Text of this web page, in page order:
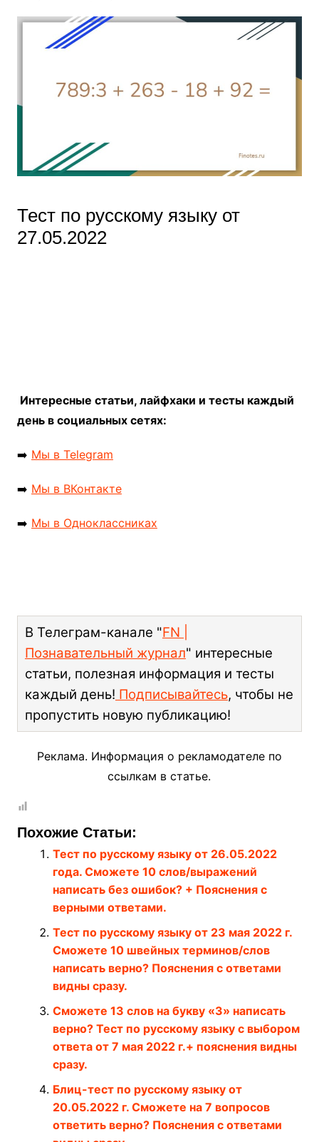
Тест по русскому языку от
27.05.2022
Интересные статьи, лайфхаки и тесты каждый
день в социальных сетях:
➡️ Мы в Telegram
➡️ Мы в ВКонтакте
➡️ Мы в Одноклассниках
В Телеграм-канале "FN |
Познавательный журнал" интересные
статьи, полезная информация и тесты
каждый день! Подписывайтесь, чтобы не
пропустить новую публикацию!
Реклама. Информация о рекламодателе по
ссылкам в статье.
Похожие Статьи:
Тест по русскому языку от 26.05.2022
года. Сможете 10 слов/выражений
написать без ошибок? + Пояснения с
верными ответами.
Тест по русскому языку от 23 мая 2022 г.
Сможете 10 швейных терминов/слов
написать верно? Пояснения с ответами
видны сразу.
Сможете 13 слов на букву «З» написать
верно? Тест по русскому языку с выбором
ответа от 7 мая 2022 г.+ пояснения видны
сразу.
Блиц-тест по русскому языку от
20.05.2022 г. Сможете на 7 вопросов
ответить верно? Пояснения с ответами